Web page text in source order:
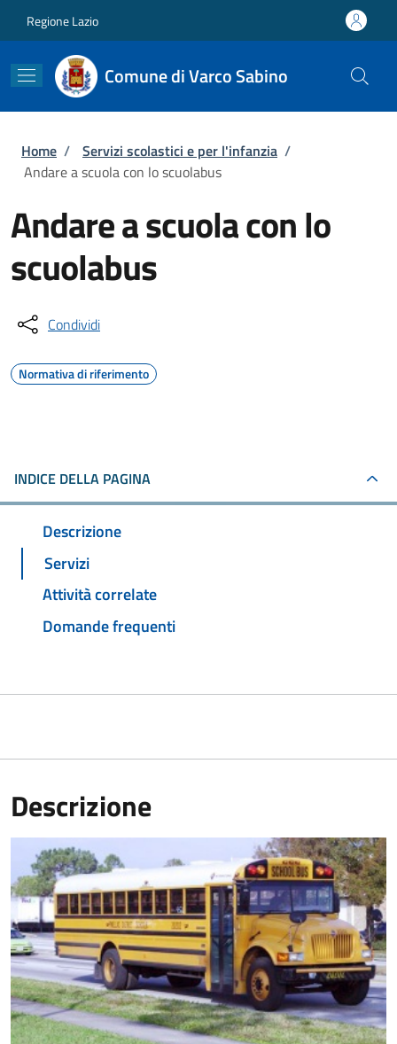
Regione Lazio
Comune di Varco Sabino
Briciole di pane
Home / Servizi scolastici e per l'infanzia /
Andare a scuola con lo scuolabus
Andare a scuola con lo
scuolabus
Condividi
Normativa di riferimento
INDICE DELLA PAGINA
Descrizione
Servizi
Attività correlate
Domande frequenti
Descrizione